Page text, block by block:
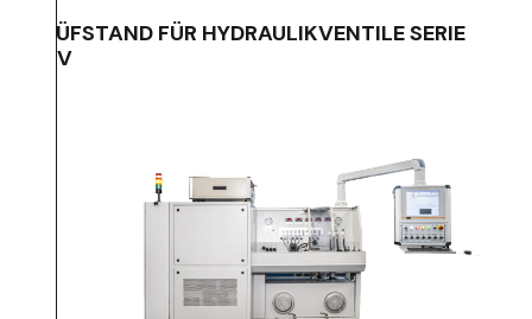
PRÜFSTAND FÜR HYDRAULIKVENTILE SERIE
TBV